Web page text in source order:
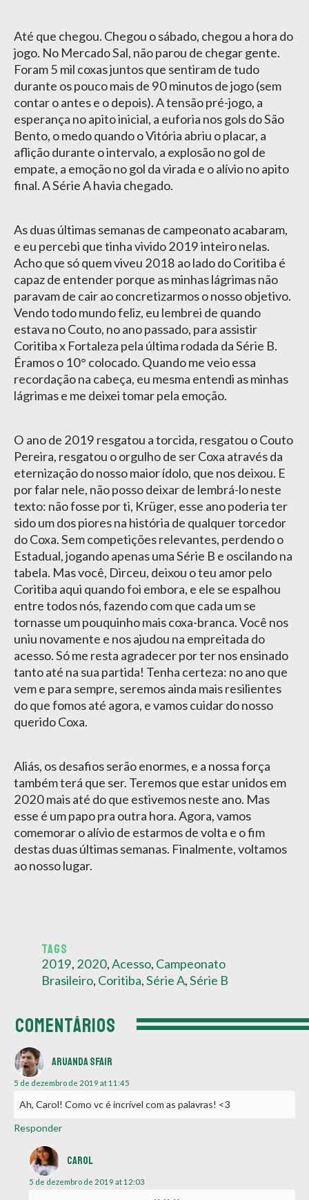
Até que chegou. Chegou o sábado, chegou a hora do
jogo. No Mercado Sal, não parou de chegar gente.
Foram 5 mil coxas juntos que sentiram de tudo
durante os pouco mais de 90 minutos de jogo (sem
contar o antes e o depois). A tensão pré-jogo, a
esperança no apito inicial, a euforia nos gols do São
Bento, o medo quando o Vitória abriu o placar, a
aflição durante o intervalo, a explosão no gol de
empate, a emoção no gol da virada e o alívio no apito
final. A Série A havia chegado.
As duas últimas semanas de campeonato acabaram,
e eu percebi que tinha vivido 2019 inteiro nelas.
Acho que só quem viveu 2018 ao lado do Coritiba é
capaz de entender porque as minhas lágrimas não
paravam de cair ao concretizarmos o nosso objetivo.
Vendo todo mundo feliz, eu lembrei de quando
estava no Couto, no ano passado, para assistir
Coritiba x Fortaleza pela última rodada da Série B.
Éramos o 10° colocado. Quando me veio essa
recordação na cabeça, eu mesma entendi as minhas
lágrimas e me deixei tomar pela emoção.
O ano de 2019 resgatou a torcida, resgatou o Couto
Pereira, resgatou o orgulho de ser Coxa através da
eternização do nosso maior ídolo, que nos deixou. E
por falar nele, não posso deixar de lembrá-lo neste
texto: não fosse por ti, Krüger, esse ano poderia ter
sido um dos piores na história de qualquer torcedor
do Coxa. Sem competições relevantes, perdendo o
Estadual, jogando apenas uma Série B e oscilando na
tabela. Mas você, Dirceu, deixou o teu amor pelo
Coritiba aqui quando foi embora, e ele se espalhou
entre todos nós, fazendo com que cada um se
tornasse um pouquinho mais coxa-branca. Você nos
uniu novamente e nos ajudou na empreitada do
acesso. Só me resta agradecer por ter nos ensinado
tanto até na sua partida! Tenha certeza: no ano que
vem e para sempre, seremos ainda mais resilientes
do que fomos até agora, e vamos cuidar do nosso
querido Coxa.
Aliás, os desafios serão enormes, e a nossa força
também terá que ser. Teremos que estar unidos em
2020 mais até do que estivemos neste ano. Mas
esse é um papo pra outra hora. Agora, vamos
comemorar o alívio de estarmos de volta e o fim
destas duas últimas semanas. Finalmente, voltamos
ao nosso lugar.
TAGS
2019, 2020,Acesso, Campeonato
Brasileiro, Coritiba,Série A,Série B
COMENTÁRIOS
Aruanda Sfair
5 de dezembro de 2019 at 11:45
Ah, Carol! Como vc é incrível com as palavras! <3
Responder
Carol
5 de dezembro de 2019 at 12:03